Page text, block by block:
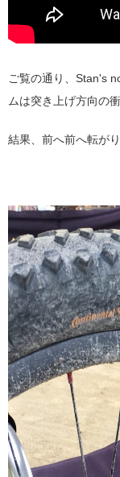
ご覧の通り、Stan's
ムは突き上げ方向の
結果、前へ前へ転が